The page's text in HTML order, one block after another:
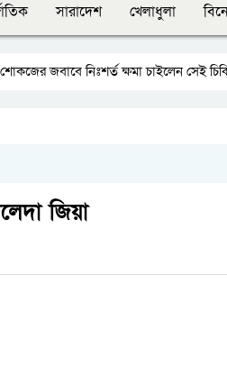
সারাদেশ খেলাধুলা
জবাবে নিঃশর্ত ক্ষমা চাইলেন সেই চিকিৎসক
জিয়া